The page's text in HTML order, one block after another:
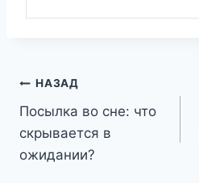
Навигация
по
записям
НАЗАД
Посылка во сне: что
скрывается в
ожидании?